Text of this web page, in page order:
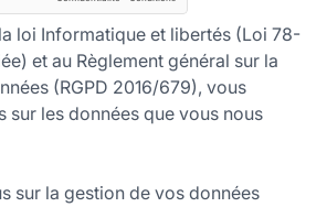
loi Informatique et libertés (Loi 78-
et au Règlement général sur la
(RGPD 2016/679), vous
sur les données que vous nous
sur la gestion de vos données